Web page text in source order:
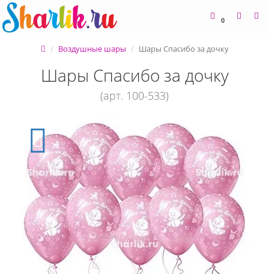
0
Воздушные шары Шары Спасибо за дочку
Шары Спасибо за дочку
(арт. 100-533)